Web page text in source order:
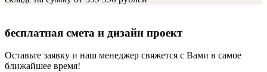
бесплатная смета и дизайн проект
Оставьте заявку и наш менеджер свяжется с Вами в самое
ближайшее время!